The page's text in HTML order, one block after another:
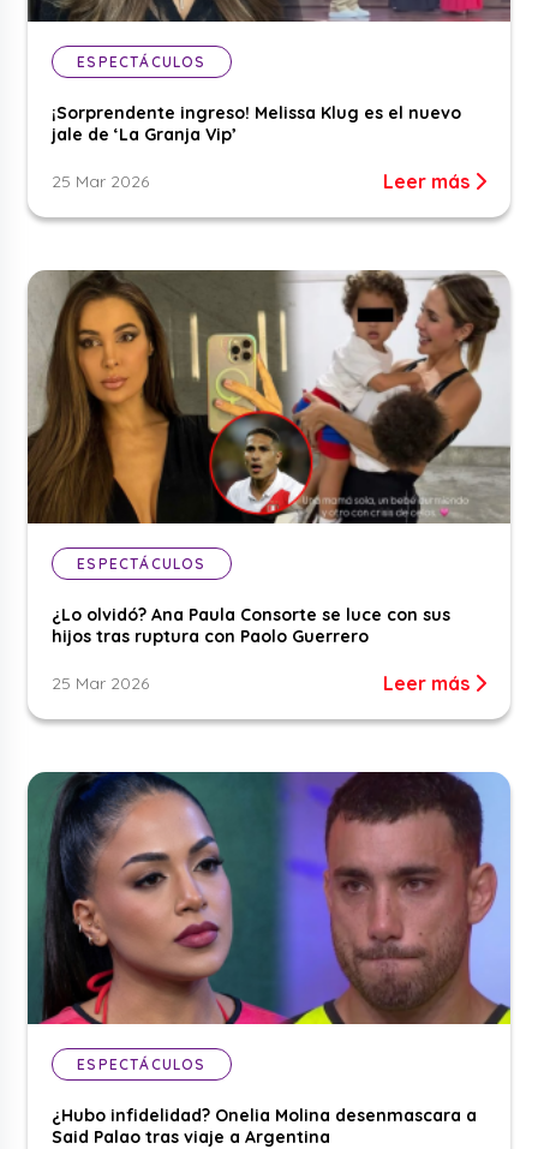
ESPECTÁCULOS
¡Sorprendente ingreso! Melissa Klug es el nuevo
jale de ‘La Granja Vip’
25 Mar 2026 Leer más
ESPECTÁCULOS
¿Lo olvidó? Ana Paula Consorte se luce con sus
hijos tras ruptura con Paolo Guerrero
25 Mar 2026 Leer más
ESPECTÁCULOS
¿Hubo infidelidad? Onelia Molina desenmascara a
Said Palao tras viaje a Argentina